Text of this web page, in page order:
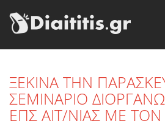
ΞΕΚΙΝΑ ΤΗΝ
ΣΕΜΙΝΑΡΙΟ
ΕΠΣ ΑΙΤ/ΝΙΑΣ ΜΕ